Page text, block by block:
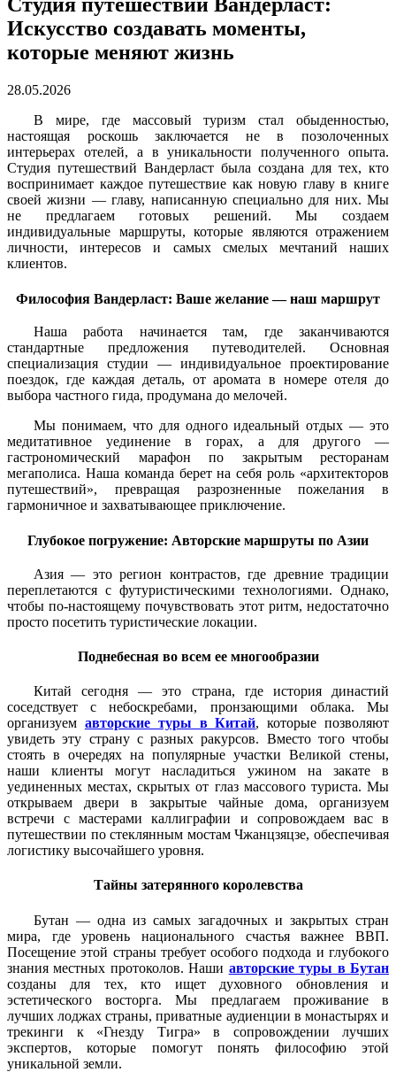
Искусство создавать моменты,
которые меняют жизнь
28.05.2026
В мире, где массовый туризм стал обыденностью,
настоящая роскошь заключается не в позолоченных
интерьерах отелей, а в уникальности полученного опыта.
Студия путешествий Вандерласт была создана для тех, кто
воспринимает каждое путешествие как новую главу в книге
своей жизни — главу, написанную специально для них. Мы
не предлагаем готовых решений. Мы создаем
индивидуальные маршруты, которые являются отражением
личности, интересов и самых смелых мечтаний наших
клиентов.
Философия Вандерласт: Ваше желание — наш маршрут
Наша работа начинается там, где заканчиваются
стандартные предложения путеводителей. Основная
специализация студии — индивидуальное проектирование
поездок, где каждая деталь, от аромата в номере отеля до
выбора частного гида, продумана до мелочей.
Мы понимаем, что для одного идеальный отдых — это
медитативное уединение в горах, а для другого —
гастрономический марафон по закрытым ресторанам
мегаполиса. Наша команда берет на себя роль «архитекторов
путешествий», превращая разрозненные пожелания в
гармоничное и захватывающее приключение.
Глубокое погружение: Авторские маршруты по Азии
Азия — это регион контрастов, где древние традиции
переплетаются с футуристическими технологиями. Однако,
чтобы по-настоящему почувствовать этот ритм, недостаточно
просто посетить туристические локации.
Поднебесная во всем ее многообразии
Китай сегодня — это страна, где история династий
соседствует с небоскребами, пронзающими облака. Мы
организуем авторские туры в Китай, которые позволяют
увидеть эту страну с разных ракурсов. Вместо того чтобы
стоять в очередях на популярные участки Великой стены,
наши клиенты могут насладиться ужином на закате в
уединенных местах, скрытых от глаз массового туриста. Мы
открываем двери в закрытые чайные дома, организуем
встречи с мастерами каллиграфии и сопровождаем вас в
путешествии по стеклянным мостам Чжанцзяцзе, обеспечивая
логистику высочайшего уровня.
Тайны затерянного королевства
Бутан — одна из самых загадочных и закрытых стран
мира, где уровень национального счастья важнее ВВП.
Посещение этой страны требует особого подхода и глубокого
знания местных протоколов. Наши авторские туры в Бутан
созданы для тех, кто ищет духовного обновления и
эстетического восторга. Мы предлагаем проживание в
лучших лоджах страны, приватные аудиенции в монастырях и
трекинги к «Гнезду Тигра» в сопровождении лучших
экспертов, которые помогут понять философию этой
уникальной земли.